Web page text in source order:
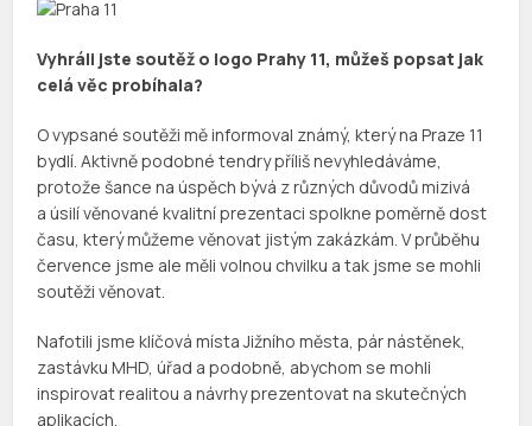
Vyhráli jste soutěž o logo Prahy 11, můžeš popsat jak
celá věc probíhala?
O vypsané soutěži mě informoval známý, který na Praze 11
bydlí. Aktivně podobné tendry příliš nevyhledáváme,
protože šance na úspěch bývá z různých důvodů mizivá
a úsilí věnované kvalitní prezentaci spolkne poměrně dost
času, který můžeme věnovat jistým zakázkám. V průběhu
července jsme ale měli volnou chvilku a tak jsme se mohli
soutěži věnovat.
Nafotili jsme klíčová místa Jižního města, pár nástěnek,
zastávku MHD, úřad a podobně, abychom se mohli
inspirovat realitou a návrhy prezentovat na skutečných
aplikacích.